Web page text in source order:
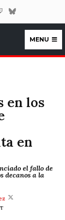
MENU
en los
en
el fallo de
decanos a la